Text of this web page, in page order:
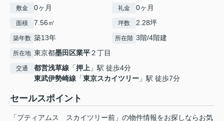
敷金 0ヶ月 礼金 0ヶ月
面積 7.56㎡ 坪数 2.28坪
築年数 築13年 所在階 3階/4階建
所在地 東京都墨田区業平２丁目
交通 都営浅草線 「押上 」駅 徒歩4分
東武伊勢崎線 「東京スカイツリー 」駅 徒歩7分
セールスポイント
「プティアムス スカイツリー前」の物件情報をお探しならお気